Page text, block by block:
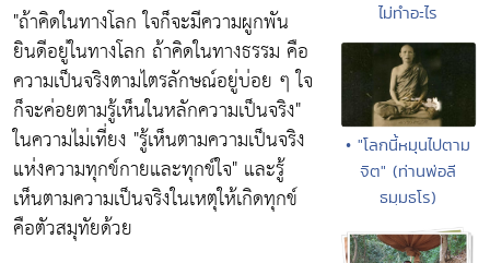
"ถ้าคิดในทางโลก ใจก็จะมีความผูกพัน
ยินดีอยู่ในทางโลก ถ้าคิดในทางธรรม คือ
ความเป็นจริงตามไตรลักษณ์อยู่บ่อย ๆ ใจ
ก็จะค่อยตามรู้เห็นในหลักความเป็นจริง"
ในความไม่เที่ยง "รู้เห็นตามความเป็นจริง
แห่งความทุกข์กายและทุกข์ใจ" และรู้
เห็นตามความเป็นจริงในเหตุให้เกิดทุกข์
คือตัวสมุทัยด้วย
ไม่ทำอะไร
• "โลกนี้หมุนไปตาม
จิต" (ท่านพ่อลี
ธมฺมธโร)